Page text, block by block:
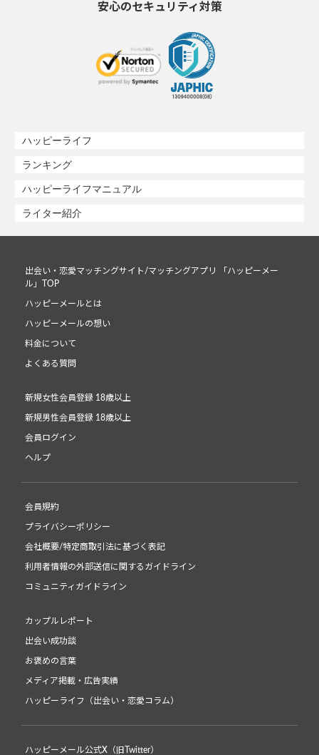
安心のセキュリティ対策
ハッピーライフ
ランキング
ハッピーライフマニュアル
ライター紹介
出会い・恋愛マッチングサイト/マッチングアプリ 「ハッピーメー
ル」TOP
ハッピーメールとは
ハッピーメールの想い
料金について
よくある質問
新規女性会員登録 18歳以上
新規男性会員登録 18歳以上
会員ログイン
ヘルプ
会員規約
プライバシーポリシー
会社概要/特定商取引法に基づく表記
利用者情報の外部送信に関するガイドライン
コミュニティガイドライン
カップルレポート
出会い成功談
お褒めの言葉
メディア掲載・広告実績
ハッピーライフ（出会い・恋愛コラム）
ハッピーメール公式X（旧Twitter）